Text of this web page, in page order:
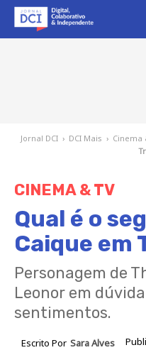
Jornal DCI › DCI Mais › Cinema
CINEMA & TV
Qual é o
Caique em
Personagem de
Leonor em
sentimentos.
Escrito Por Sara Alves